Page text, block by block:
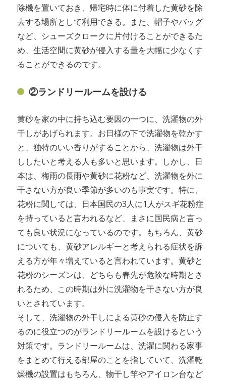
除機を置いておき、帰宅時に体に付着した黄砂を除
去する場所として利用できる。また、帽子やバッグ
など、シューズクロークに片付けることができるた
め、生活空間に黄砂が侵入する量を大幅に少なくす
ることができるのです。
②ランドリールームを設ける
黄砂を家の中に持ち込む要因の一つに、洗濯物の外
干しがあげられます。お日様の下で洗濯物を乾かす
と、独特のいい香りがすることから、洗濯物は外干
ししたいと考える人も多いと思います。しかし、日
本は、梅雨の長雨や黄砂に花粉など、洗濯物を外に
干さない方が良い季節が多いのも事実です。特に、
花粉に関しては、日本国民の3人に1人がスギ花粉症
を持っていると言われるなど、まさに国民病と言っ
ても良い状況になっているのです。もちろん、黄砂
についても、黄砂アレルギーと考えられる症状を訴
える方が年々増えていると言われています。黄砂と
花粉のシーズンは、どちらも春先が危険な時期とさ
れるため、この時期は外に洗濯物を干さない方が良
いとされています。
そして、洗濯物の外干しによる黄砂の侵入を防止す
るのに役立つのがランドリールームを設けるという
対策です。ランドリールームは、洗濯に関わる家事
をまとめて行える部屋のことを指していて、洗濯乾
燥機の設置はもちろん、物干し竿やアイロン台など